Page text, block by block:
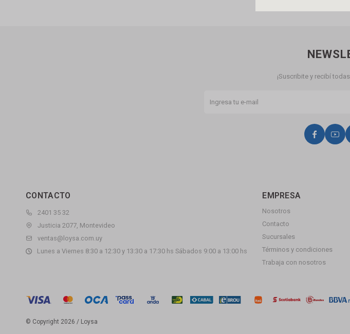
CONTACTO
2401 35 32
Justicia 2077, Montevideo
ventas@loysa.com.uy
Lunes a Viernes 8:30 a 12:30 y 13:30 a 17:30 hs Sábados 9:00 a 13:00 hs
EMPRESA
Nosotros
Contacto
Sucursales
Términos y condiciones
Trabaja con nosotros
¡Suscribite y recibí
 
© Copyright 2026 / Loysa